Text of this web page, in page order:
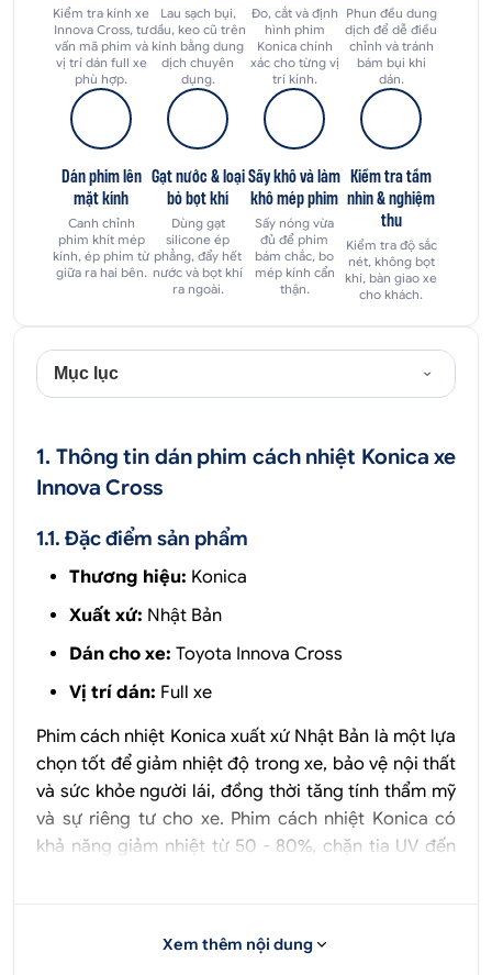
Kiểm tra kính xe
Innova Cross, tư
vấn mã phim và
vị trí dán full xe
phù hợp.
Lau sạch bụi,
dầu, keo cũ trên
kính bằng dung
dịch chuyên
dụng.
Đo, cắt và định
hình phim
Konica chính
xác cho từng vị
trí kính.
Phun đều dung
dịch để dễ điều
chỉnh và tránh
bám bụi khi
dán.
Dán phim lên
mặt kính
Canh chỉnh
phim khít mép
kính, ép phim từ
giữa ra hai bên.
Gạt nước & loại
bỏ bọt khí
Dùng gạt
silicone ép
phẳng, đẩy hết
nước và bọt khí
ra ngoài.
Sấy khô và làm
khô mép phim
Sấy nóng vừa
đủ để phim
bám chắc, bo
mép kính cẩn
thận.
Kiểm tra tầm
nhìn & nghiệm
thu
Kiểm tra độ sắc
nét, không bọt
khí, bàn giao xe
cho khách.
Mục lục
1. Thông tin dán phim cách nhiệt Konica xe
Innova Cross
1.1. Đặc điểm sản phẩm
Thương hiệu: Konica
Xuất xứ: Nhật Bản
Dán cho xe: Toyota Innova Cross
Vị trí dán: Full xe
Phim cách nhiệt Konica xuất xứ Nhật Bản là một lựa
chọn tốt để giảm nhiệt độ trong xe, bảo vệ nội thất
và sức khỏe người lái, đồng thời tăng tính thẩm mỹ
và sự riêng tư cho xe. Phim cách nhiệt Konica có
khả năng giảm nhiệt từ 50 - 80%, chặn tia UV đến
Xem thêm nội dung